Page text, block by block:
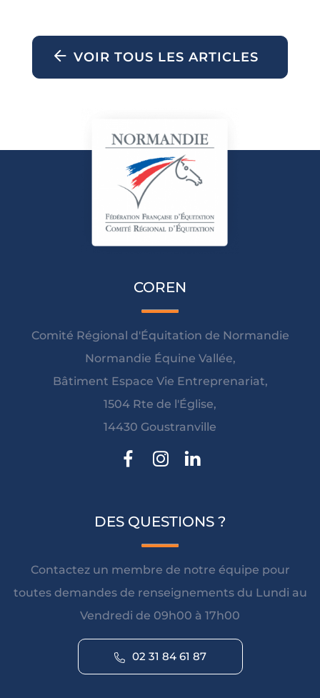
VOIR TOUS LES ARTICLES
COREN
Comité Régional d'Équitation de Normandie
Normandie Équine Vallée,
Bâtiment Espace Vie Entreprenariat,
1504 Rte de l'Église,
14430 Goustranville
DES QUESTIONS ?
Contactez un membre de notre équipe pour
toutes demandes de renseignements du Lundi au
Vendredi de 09h00 à 17h00
02 31 84 61 87